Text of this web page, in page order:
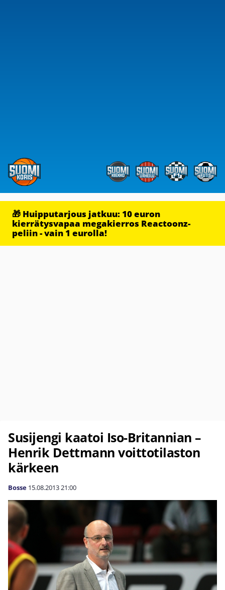
🎁 Huipputarjous jatkuu: 10 euron
kierrätysvapaa megakierros Reactoonz-
peliin - vain 1 eurolla!
Susijengi kaatoi Iso-Britannian –
Henrik Dettmann voittotilaston
kärkeen
Bosse 15.08.201321:00